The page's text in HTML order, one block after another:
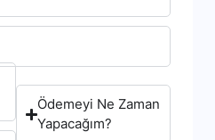
Ödemeyi Ne Zaman
Yapacağım?